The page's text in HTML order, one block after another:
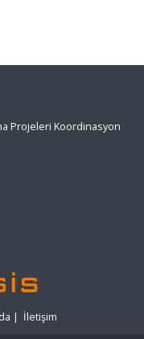
Projeleri Koordinasyon
| İletişim